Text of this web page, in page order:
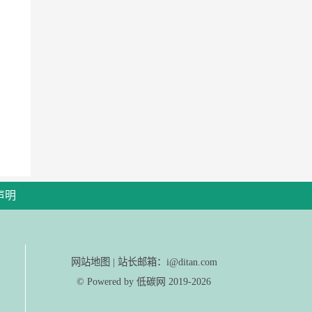
明
网站地图 | 站长邮箱：i@ditan.com
© Powered by 低碳网 2019-2026